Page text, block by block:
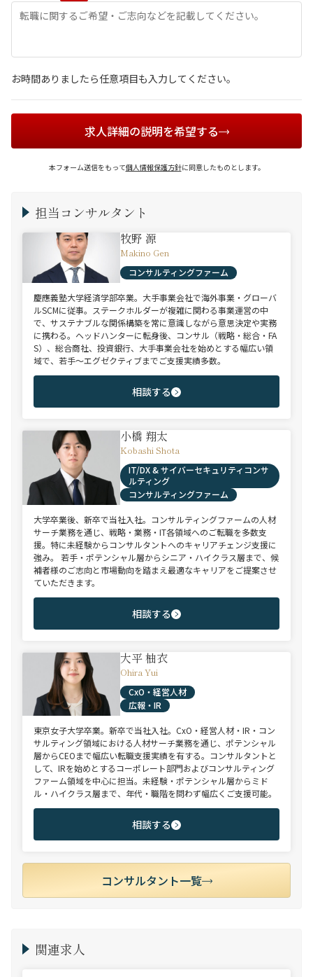
お時間ありましたら任意項目も入力してください。
求人詳細の説明を希望する
本フォーム送信をもって個人情報保護方針に同意したものとします。
担当コンサルタント
牧野 源
Makino Gen
コンサルティングファーム
慶應義塾大学経済学部卒業。大手事業会社で海外事業・グローバ
ルSCMに従事。ステークホルダーが複雑に関わる事業運営の中
で、サステナブルな関係構築を常に意識しながら意思決定や実務
に携わる。ヘッドハンターに転身後、コンサル（戦略・総合・FA
S）、総合商社、投資銀行、大手事業会社を始めとする幅広い領
域で、若手～エグゼクティブまでご支援実績多数。
相談する
小橋 翔太
Kobashi Shota
IT/DX & サイバーセキュリティコンサ
ルティング
コンサルティングファーム
大学卒業後、新卒で当社入社。コンサルティングファームの人材
サーチ業務を通じ、戦略・業務・IT各領域へのご転職を多数支
援。特に未経験からコンサルタントへのキャリアチェンジ支援に
強み。 若手・ポテンシャル層からシニア・ハイクラス層まで、候
補者様のご志向と市場動向を踏まえ最適なキャリアをご提案させ
ていただきます。
相談する
大平 柚衣
Ohira Yui
CxO・経営人材
広報・IR
東京女子大学卒業。新卒で当社入社。CxO・経営人材・IR・コン
サルティング領域における人材サーチ業務を通じ、ポテンシャル
層からCEOまで幅広い転職支援実績を有する。コンサルタントと
して、IRを始めとするコーポレート部門およびコンサルティング
ファーム領域を中心に担当。未経験・ポテンシャル層からミド
ル・ハイクラス層まで、年代・職階を問わず幅広くご支援可能。
相談する
コンサルタント一覧
関連求人